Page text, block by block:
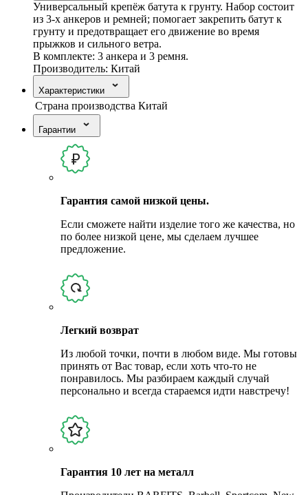
Универсальный крепёж батута к грунту. Набор состоит
из 3-х анкеров и ремней; помогает закрепить батут к
грунту и предотвращает его движение во время
прыжков и сильного ветра.
В комплекте: 3 анкера и 3 ремня.
Производитель: Китай
Характеристики
Страна производства Китай
Гарантии
Гарантия самой низкой цены.
Если сможете найти изделие того же качества, но
по более низкой цене, мы сделаем лучшее
предложение.
Легкий возврат
Из любой точки, почти в любом виде. Мы готовы
принять от Вас товар, если хоть что-то не
понравилось. Мы разбираем каждый случай
персонально и всегда стараемся идти навстречу!
Гарантия 10 лет на металл